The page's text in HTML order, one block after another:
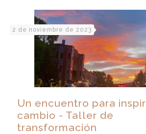
2 de noviembre de 2023
Un encuentro para
cambio - Taller de
transformación